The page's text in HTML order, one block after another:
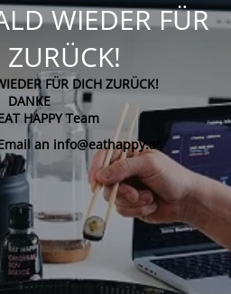
WIEDER FÜR
FÜR DICH ZURÜCK!
DANKE
HAPPY Team
an info@eathappy.at